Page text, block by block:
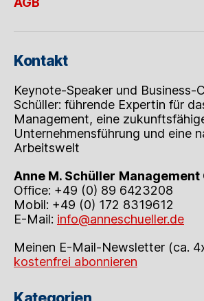
Kontakt
Keynote-Speaker und Business-
Schüller: führende Expertin für
Management, eine
Unternehmensführung und eine
Arbeitswelt
Anne M. Schüller Management
Office: +49 (0) 89 6423208
Mobil: +49 (0) 172 8319612
E-Mail: info@anneschueller.de
Meinen E-Mail-Newsletter (ca.
kostenfrei abonnieren